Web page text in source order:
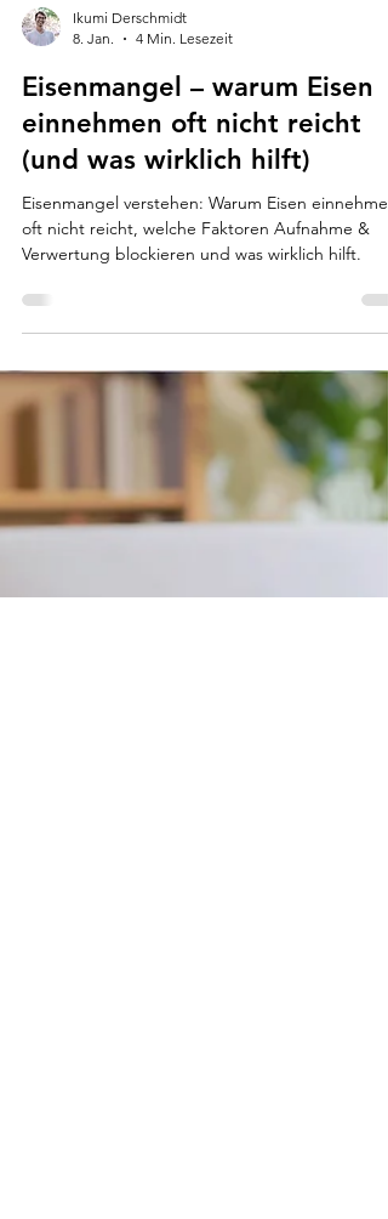
Ikumi Derschmidt
4 Min. Lesezeit
Eisenmangel – warum Eisen
einnehmen oft nicht reicht
(und was wirklich hilft)
Eisenmangel verstehen: Warum Eisen einnehmen
oft nicht reicht, welche Faktoren Aufnahme &
Verwertung blockieren und was wirklich hilft.